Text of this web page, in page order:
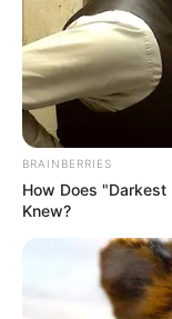
SELEBRITI MANCANEGARA
BRAINBERRIES
How Does
Knew?